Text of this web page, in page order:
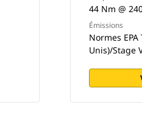
44 Nm @
Émissions
Normes
Unis)/Stage